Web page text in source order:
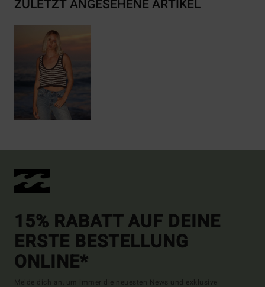
ZULETZT ANGESEHENE ARTIKEL
15% RABATT AUF DEINE
ERSTE BESTELLUNG
ONLINE*
Melde dich an, um immer die neuesten News und exklusive